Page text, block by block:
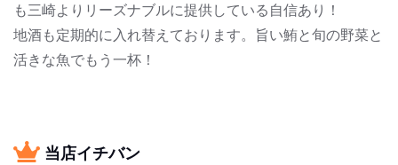
も三崎よりリーズナブルに提供している自信あり！
地酒も定期的に入れ替えております。旨い鮪と旬の野菜と
活きな魚でもう一杯！
当店イチバン